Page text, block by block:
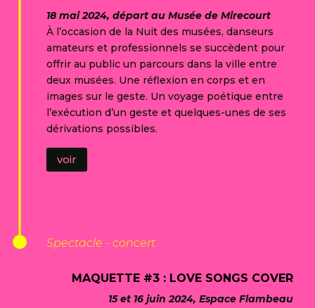
18 mai 2024, départ au Musée de Mirecourt
À l’occasion de la Nuit des musées, danseurs
amateurs et professionnels se succèdent pour
offrir au public un parcours dans la ville entre
deux musées. Une réflexion en corps et en
images sur le geste. Un voyage poétique entre
l’exécution d’un geste et quelques-unes de ses
dérivations possibles.
voir
Spectacle - concert
MAQUETTE #3 : LOVE SONGS COVER
15 et 16 juin 2024, Espace Flambeau